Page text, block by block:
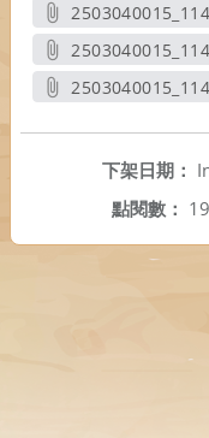
下架日期：
點閱數：